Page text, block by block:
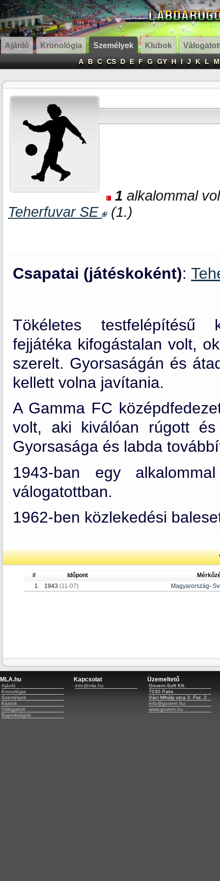
Ajánló Kronológia Személyek Klubok
A B C CS D E F G GY H I J K L M
1 alkalommal
Teherfuvar SE
(1.)
Csapatai (játéskoként):
Tökéletes testfelépítésű
fejjátéka kifogástalan volt,
szerelt. Gyorsaságán és
kellett volna javítania.
A Gamma FC
volt, aki kiválóan rúgott
Gyorsasága és labda
1943-ban egy
válogatottban.
1962-ben közlekedési
# Időpont
1.
1943 (11-07) Magyarország-
MLA.hu
Ajánló
Kronológia
Személyek
Klubok
Válogatott
Bajnokságok
Kapcsolat
info@mla.hu
Üzemeltető
Govern-Soft Kft.
7030 Paks
Váci Mihály utca 3. Fsz. 2
info@govern.hu
www.govern.hu